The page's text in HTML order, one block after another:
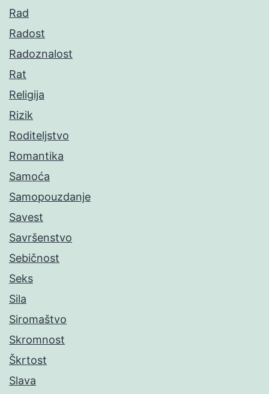
Rad
Radost
Radoznalost
Rat
Religija
Rizik
Roditeljstvo
Romantika
Samoća
Samopouzdanje
Savest
Savršenstvo
Sebičnost
Seks
Sila
Siromaštvo
Skromnost
Škrtost
Slava